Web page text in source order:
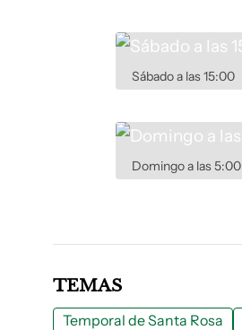
Sábado a las 15:00
Domingo a las 5:00
TEMAS
Temporal de Santa Rosa